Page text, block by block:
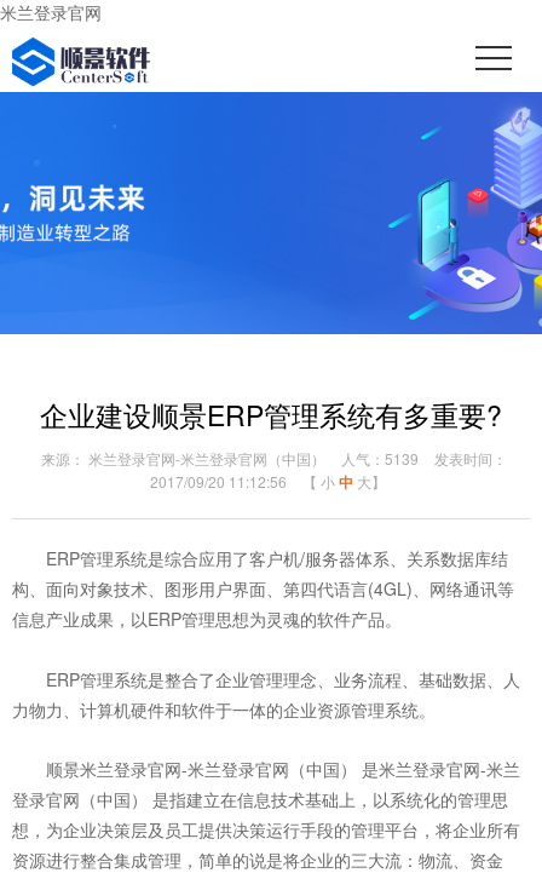
米兰登录官网
企业建设顺景ERP管理系统有多重要?
来源： 米兰登录官网-米兰登录官网（中国） 人气：5139
发表时间：
2017/09/20 11:12:56
【 小中 大】
ERP管理系统是综合应用了客户机/服务器体系、关系数据库结
构、面向对象技术、图形用户界面、第四代语言(4GL)、网络通讯等
信息产业成果，以ERP管理思想为灵魂的软件产品。
ERP管理系统是整合了企业管理理念、业务流程、基础数据、人
力物力、计算机硬件和软件于一体的企业资源管理系统。
顺景米兰登录官网-米兰登录官网（中国） 是米兰登录官网-米兰
登录官网（中国） 是指建立在信息技术基础上，以系统化的管理思
想，为企业决策层及员工提供决策运行手段的管理平台，将企业所有
资源进行整合集成管理，简单的说是将企业的三大流：物流、资金